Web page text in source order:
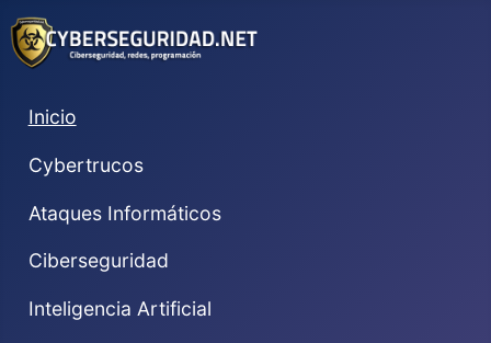
Inicio
Cybertrucos
Ataques Informáticos
Ciberseguridad
Inteligencia Artificial